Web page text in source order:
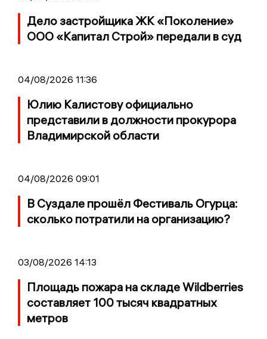
Дело застройщика ЖК «Поколение»
ООО «Капитал Строй» передали в суд
04/08/2026 11:36
Юлию Калистову официально
представили в должности прокурора
Владимирской области
04/08/2026 09:01
В Суздале прошёл Фестиваль Огурца:
сколько потратили на организацию?
03/08/2026 14:13
Площадь пожара на складе Wildberries
составляет 100 тысяч квадратных
метров